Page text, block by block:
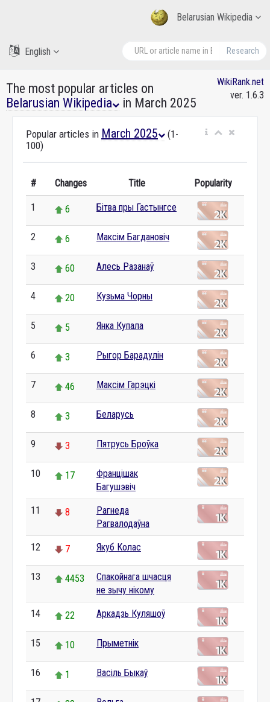
Belarusian Wikipedia
Research
English
The most popular articles on
Belarusian Wikipedia
in March 2025
WikiRank.net
ver. 1.6.3
Popular articles in March 2025
(1-
100)
# Changes Title Popularity
1 6 Бітва пры Гастынгсе
2 6 Максім Багдановіч
3 60 Алесь Разанаў
4 20 Кузьма Чорны
5 5 Янка Купала
6 3 Рыгор Барадулін
7 46 Максім Гарэцкі
8 3 Беларусь
9 3 Пятрусь Броўка
10 17
Францішак
Багушэвіч
11 8
Рагнеда
Рагвалодаўна
12 7 Якуб Колас
13 4453
Спакойнага шчасця
не зычу нікому
14 22 Аркадзь Куляшоў
15 10 Прыметнік
16 1 Васіль Быкаў